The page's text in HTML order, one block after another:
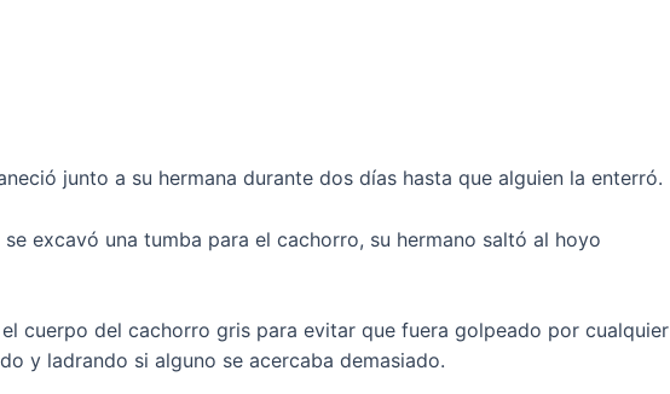
junto a su hermana durante dos días hasta que alguien la enterró.
excavó una tumba para el cachorro, su hermano saltó al hoyo
cuerpo del cachorro gris para evitar que fuera golpeado por cualquier
y ladrando si alguno se acercaba demasiado.